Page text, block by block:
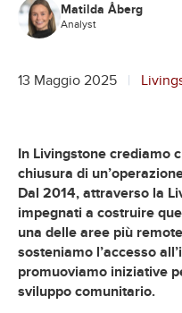
Matilda Åberg
Analyst
13 Maggio 2025
In Livingstone crediamo
chiusura di
Dal 2014, attraverso la
impegnati a costruire
una delle aree più
sosteniamo l’accesso
promuoviamo iniziative
sviluppo comunitario.